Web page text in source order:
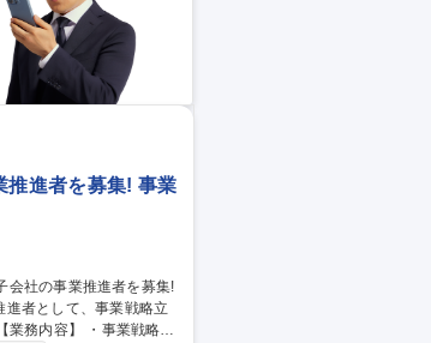
推進者を募集! 事業
者として、事業戦略立